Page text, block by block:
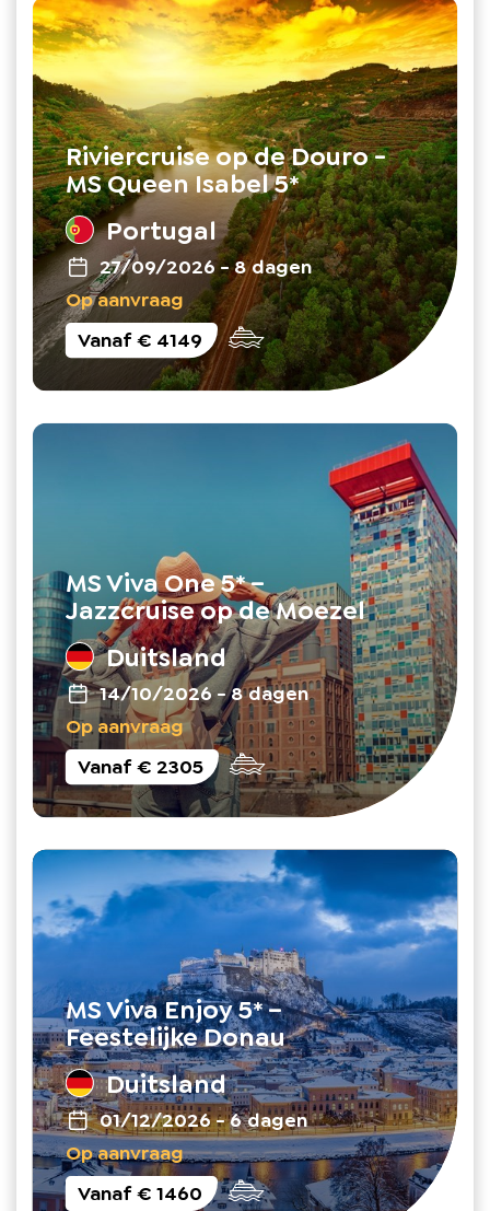
Riviercruise op de Douro -
MS Queen Isabel 5*
Portugal
27/09/2026-8 dagen
Op aanvraag
Vanaf€ 4149
MS Viva One 5* –
Jazzcruise op de Moezel
Duitsland
14/10/2026-8 dagen
Op aanvraag
Vanaf€ 2305
MS Viva Enjoy 5* –
Feestelijke Donau
Duitsland
01/12/2026-6 dagen
Op aanvraag
Vanaf€ 1460